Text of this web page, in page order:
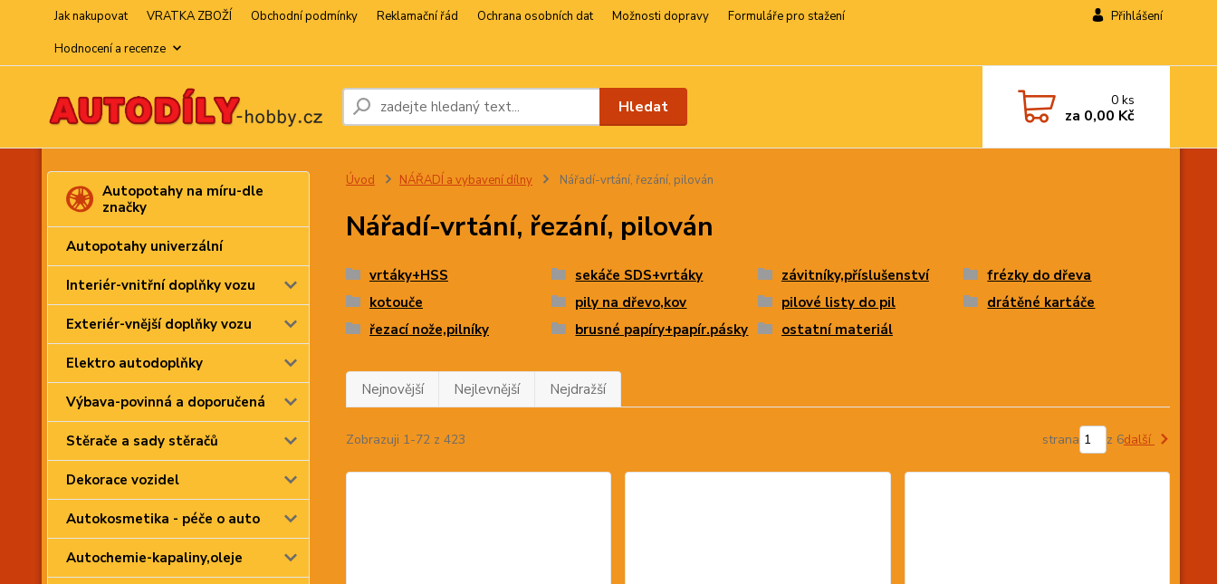
Jak nakupovat VRATKA ZBOŽÍ Obchodní podmínky Reklamační řád Ochrana osobních dat Možnosti dopravy
Formuláře pro stažení
Hodnocení a recenze
Přihlášení
Hledat 0ks
za 0,00 Kč
Autopotahy na míru-dle
značky
Autopotahy univerzální
Interiér-vnitřní doplňky vozu
Exteriér-vnější doplňky vozu
Elektro autodoplňky
Výbava-povinná a doporučená
Stěrače a sady stěračů
Dekorace vozidel
Autokosmetika - péče o auto
Autochemie-kapaliny,oleje
Úvod NÁŘADÍ a vybavení dílny Nářadí-vrtání, řezání, pilován
Nářadí-vrtání, řezání, pilován
vrtáky+HSS sekáče SDS+vrtáky závitníky,příslušenství
frézky do dřeva
kotouče
pily na dřevo,kov pilové listy do pil
drátěné kartáče
řezací nože,pilníky
brusné papíry+papír.pásky ostatní materiál
Nejnovější Nejlevnější Nejdražší
Zobrazuji 1-72 z 423 strana z 6další